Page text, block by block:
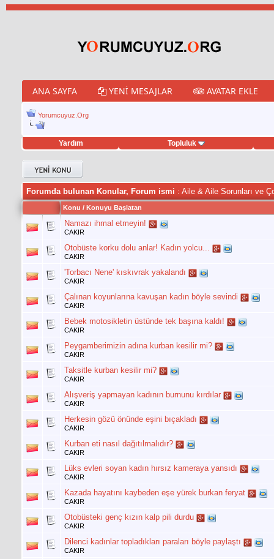
ANA SAYFA YENI MESAJLAR AVATAR EKLE
Yorumcuyuz.Org
Yardım Topluluk
hilesi
Forumda bulunan Konular, Forum ismi : Aile & Aile Sorunları ve
Konu / Konuyu Başlatan
Namazı ihmal etmeyin!
CAKIR
Otobüste korku dolu anlar! Kadın yolcu...
CAKIR
'Torbacı Nene' kıskıvrak yakalandı
CAKIR
Çalınan koyunlarına kavuşan kadın böyle sevindi
CAKIR
Bebek motosikletin üstünde tek başına kaldı!
CAKIR
Peygamberimizin adına kurban kesilir mi?
CAKIR
Taksitle kurban kesilir mi?
CAKIR
Alışveriş yapmayan kadının burnunu kırdılar
CAKIR
Herkesin gözü önünde eşini bıçakladı
CAKIR
Kurban eti nasıl dağıtılmalıdır?
CAKIR
Lüks evleri soyan kadın hırsız kameraya yansıdı
CAKIR
Kazada hayatını kaybeden eşe yürek burkan feryat
CAKIR
Otobüsteki genç kızın kalp pili durdu
CAKIR
Dilenci kadınlar topladıkları paraları böyle paylaştı
CAKIR